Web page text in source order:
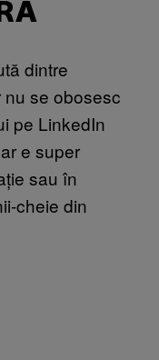
dintre
nu se obosesc
pe LinkedIn
e super
sau în
cheie din